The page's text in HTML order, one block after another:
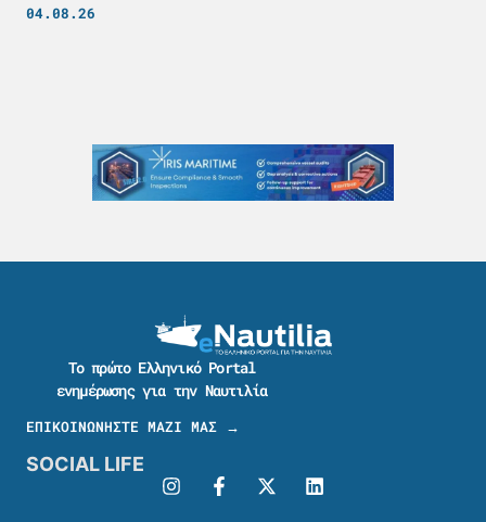
04.08.26
Το πρώτο Ελληνικό Portal
ενημέρωσης για την Ναυτιλία
ΕΠΙΚΟΙΝΩΝΗΣΤΕ ΜΑΖΙ ΜΑΣ →
SOCIAL LIFE